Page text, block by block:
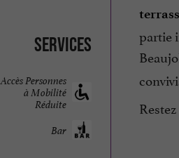
Services
Accès Personnes
à Mobilité
Réduite
Bar
partie